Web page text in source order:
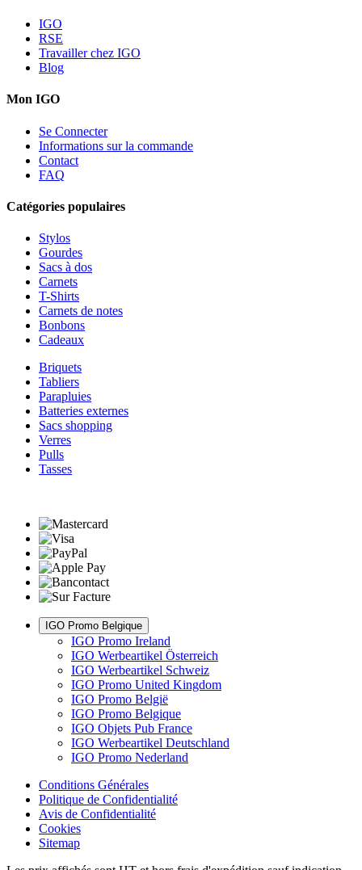
IGO
RSE
Travailler chez IGO
Blog
Mon IGO
Se Connecter
Informations sur la commande
Contact
FAQ
Catégories populaires
Stylos
Gourdes
Sacs à dos
Carnets
T-Shirts
Carnets de notes
Bonbons
Cadeaux
Briquets
Tabliers
Parapluies
Batteries externes
Sacs shopping
Verres
Pulls
Tasses
IGO Promo Belgique
IGO Promo Ireland
IGO Werbeartikel Österreich
IGO Werbeartikel Schweiz
IGO Promo United Kingdom
IGO Promo België
IGO Promo Belgique
IGO Objets Pub France
IGO Werbeartikel Deutschland
IGO Promo Nederland
Conditions Générales
Politique de Confidentialité
Avis de Confidentialité
Cookies
Sitemap